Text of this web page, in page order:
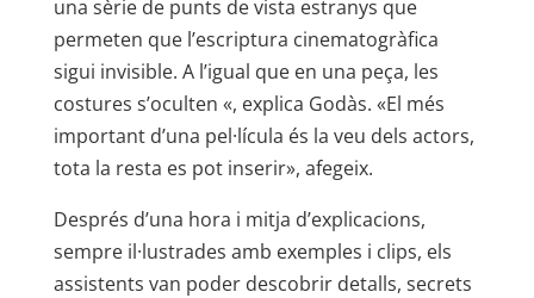
una sèrie de punts de vista estranys que
permeten que l’escriptura cinematogràfica
sigui invisible. A l’igual que en una peça, les
costures s’oculten «, explica Godàs. «El més
important d’una pel·lícula és la veu dels actors,
tota la resta es pot inserir», afegeix.
Després d’una hora i mitja d’explicacions,
sempre il·lustrades amb exemples i clips, els
assistents van poder descobrir detalls, secrets